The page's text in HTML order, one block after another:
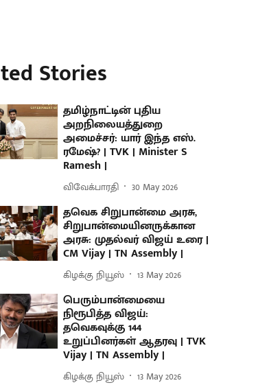
Stories
தமிழ்நாட்டின் புதிய
அறநிலையத்துறை
அமைச்சர்: யார் இந்த எஸ்.
ரமேஷ்? | TVK | Minister S
Ramesh |
விவேக்பாரதி 30 May 2026
தவெக சிறுபான்மை அரசு,
சிறுபான்மையினருக்கான
அரசு: முதல்வர் விஜய் உரை |
CM Vijay | TN Assembly |
கிழக்கு நியூஸ் 13 May 2026
பெரும்பான்மையை
நிரூபித்த விஜய்:
தவெகவுக்கு 144
உறுப்பினர்கள் ஆதரவு | TVK
Vijay | TN Assembly |
கிழக்கு நியூஸ் 13 May 2026